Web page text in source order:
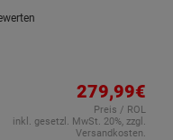
279,99€
Preis / ROL
inkl. gesetzl. MwSt. 20%, zzgl.
Versandkosten.